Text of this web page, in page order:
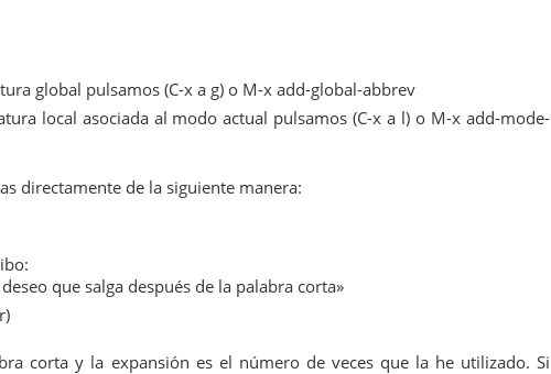
global pulsamos (C-x a g) o M-x add-global-abbrev
local asociada al modo actual pulsamos (C-x a l) o M-x add-mode-
directamente de la siguiente manera:
que salga después de la palabra corta»
corta y la expansión es el número de veces que la he utilizado. Si